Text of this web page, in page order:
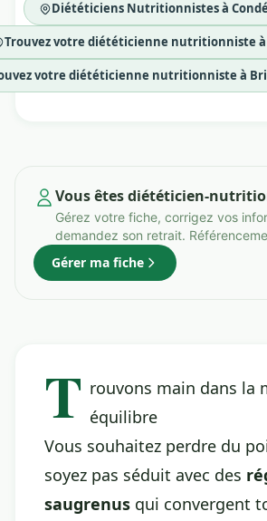
Diététiciens Nutritionnistes à
Trouvez votre diététicienne nutritionniste à
votre diététicienne nutritionniste à
Vous êtes diététicien-
Gérez votre fiche, corrigez vos
demandez son retrait.
Gérer ma fiche
T rouvons main dans la
équilibre
Vous souhaitez perdre du
soyez pas séduit avec des
saugrenus qui convergent